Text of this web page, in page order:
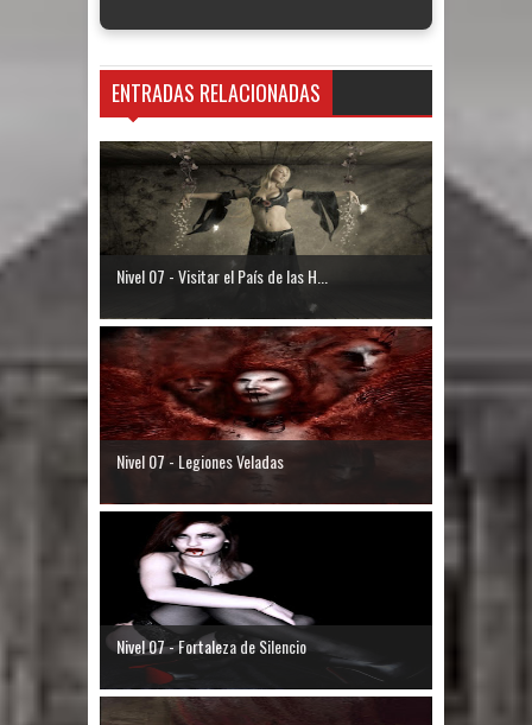
ENTRADAS RELACIONADAS
Nivel 07 - Visitar el País de las H...
Nivel 07 - Legiones Veladas
Nivel 07 - Fortaleza de Silencio